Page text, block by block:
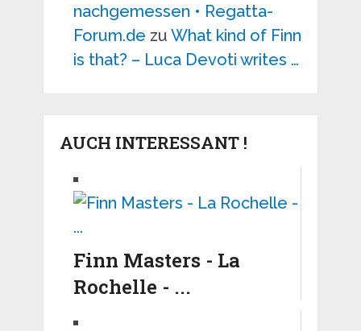
nachgemessen • Regatta-
Forum.de zu What kind of Finn
is that? – Luca Devoti writes …
AUCH INTERESSANT !
Finn Masters - La
Rochelle - ...